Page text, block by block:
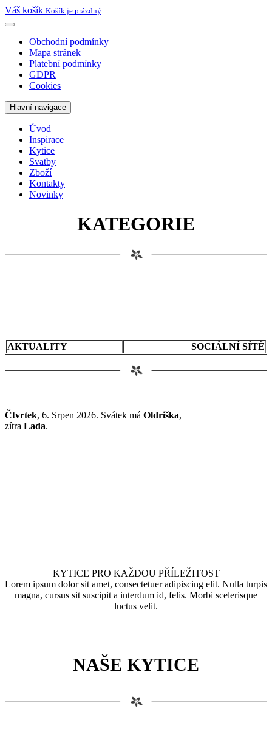
Váš košík Košík je prázdný
Obchodní podmínky
Mapa stránek
Platební podmínky
GDPR
Cookies
Hlavní navigace
Úvod
Inspirace
Kytice
Svatby
Zboží
Kontakty
Novinky
KATEGORIE
AKTUALITY SOCIÁLNÍ SÍTĚ
Čtvrtek, 6. Srpen 2026. Svátek má Oldriška,
zítra Lada.
KYTICE PRO KAŽDOU PŘÍLEŽITOST
Lorem ipsum dolor sit amet, consectetuer adipiscing elit. Nulla turpis
magna, cursus sit suscipit a interdum id, felis. Morbi scelerisque
luctus velit.
NAŠE KYTICE